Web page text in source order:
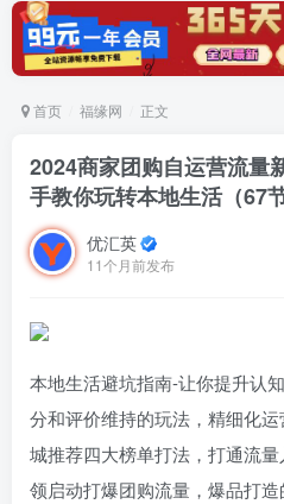
首页 福缘网 正文
2024商家团购自运营流量
手教你玩转本地生活（67
优汇英
11个月前发布
本地生活避坑指南-让你提升认
分和评价维持的玩法，精细化
城推荐四大榜单打法，打通流
领启动打爆团购流量，爆品打